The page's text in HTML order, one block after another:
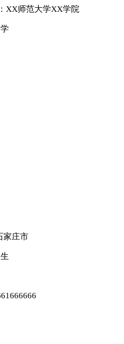
XX师范大学XX学院
家庄市